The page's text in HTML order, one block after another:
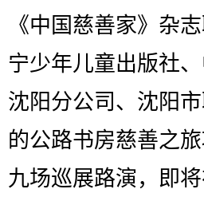
《中国慈善家》杂
宁少年儿童出版社
沈阳分公司、沈阳
的公路书房慈善之
九场巡展路演，即